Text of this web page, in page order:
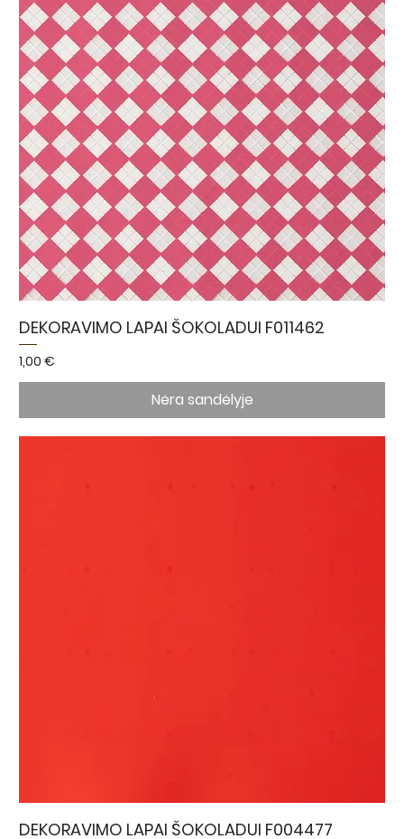
DEKORAVIMO LAPAI ŠOKOLADUI F011462
Kaina
1,00 €
Nėra sandėlyje
DEKORAVIMO LAPAI ŠOKOLADUI F004477